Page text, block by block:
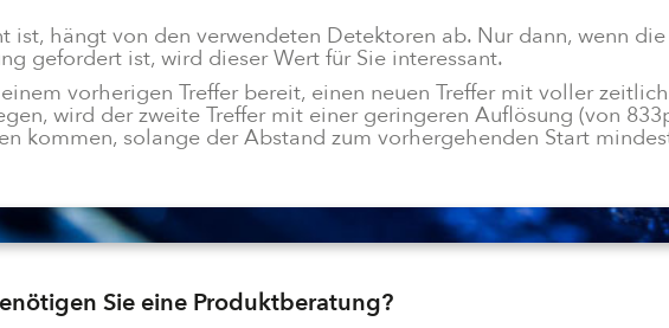
ist, hängt von den verwendeten Detektoren ab. Nur dann, wenn
gefordert ist, wird dieser Wert für Sie interessant.
vorherigen Treffer bereit, einen neuen Treffer mit voller
wird der zweite Treffer mit einer geringeren Auflösung (von
kommen, solange der Abstand zum vorhergehenden Start
Sie eine Produktberatung?